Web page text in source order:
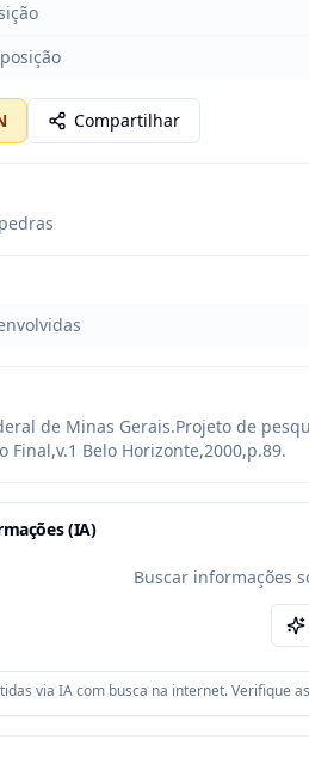
Compartilhar
de Minas Gerais.Projeto de
Final,v.1 Belo Horizonte,2000,p.89.
(IA)
Buscar informações
via IA com busca na internet. Verifique